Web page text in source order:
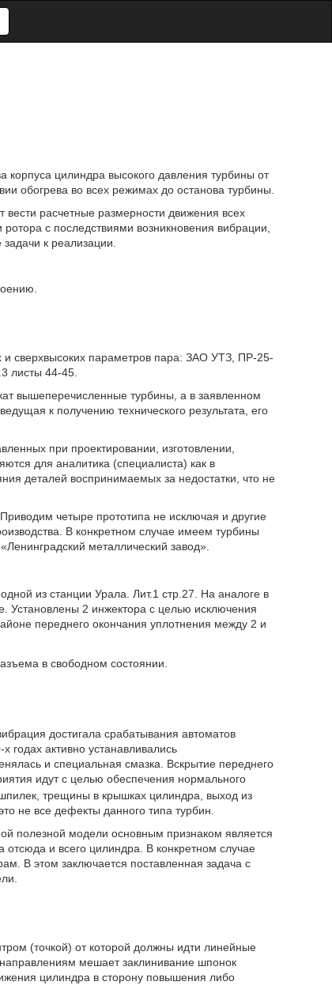
цилиндра высокого давления турбины от
обогрева во всех режимах до останова турбины.
расчетные размерности движения всех
с последствиями возникновения вибрации,
к реализации.
и сверхвысоких параметров пара: ЗАО УТЗ, ПР-25-
листы 44-45.
вышеперечисленные турбины, а в заявленном
к получению технического результата, его
при проектировании, изготовлении,
для аналитика (специалиста) как в
деталей воспринимаемых за недостатки, что не
четыре прототипа не исключая и другие
В конкретном случае имеем турбины
металлический завод».
из станции Урала. Лит.1 стр.27. На аналоге в
Установлены 2 инжектора с целью исключения
переднего окончания уплотнения между 2 и
в свободном состоянии.
достигала срабатывания автоматов
годах активно устанавливались
и специальная смазка. Вскрытие переднего
идут с целью обеспечения нормального
трещины в крышках цилиндра, выход из
не все дефекты данного типа турбин.
полезной модели основным признаком является
и всего цилиндра. В конкретном случае
В этом заключается поставленная задача с
(точкой) от которой должны идти линейные
мешает заклинивание шпонок
цилиндра в сторону повышения либо